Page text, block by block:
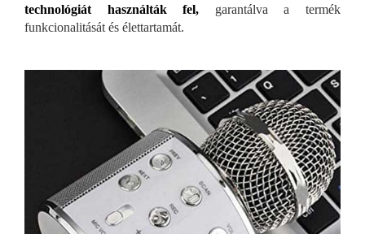
technológiát használták fel, garantálva a termék
funkcionalitását és élettartamát.